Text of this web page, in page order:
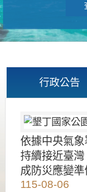
行政公告
依據中央氣
持續接近臺
成防災應變準
115-08-06